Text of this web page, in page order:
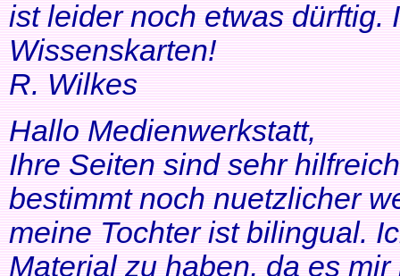
ist leider noch etwas dürftig.
Wissenskarten!
R. Wilkes
Hallo Medienwerkstatt,
Ihre Seiten sind sehr
bestimmt noch nuetzlicher
meine Tochter ist bilingual.
Material zu haben, da es